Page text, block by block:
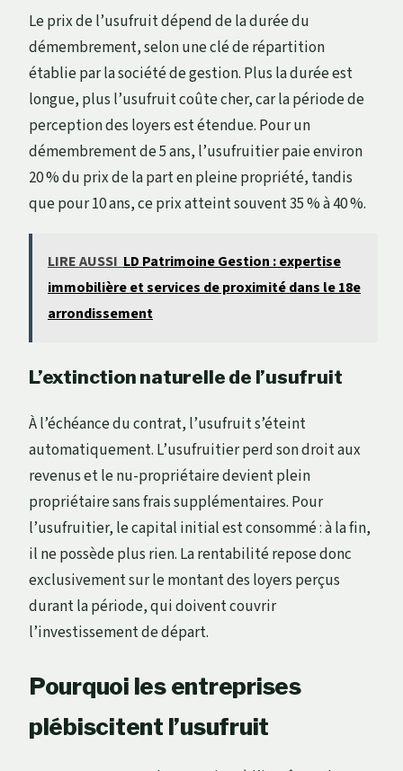
Le prix de l’usufruit dépend de la durée du
démembrement, selon une clé de répartition
établie par la société de gestion. Plus la durée est
longue, plus l’usufruit coûte cher, car la période de
perception des loyers est étendue. Pour un
démembrement de 5 ans, l’usufruitier paie environ
20 % du prix de la part en pleine propriété, tandis
que pour 10 ans, ce prix atteint souvent 35 % à 40 %.
LIRE AUSSI LD Patrimoine Gestion : expertise
immobilière et services de proximité dans le 18e
arrondissement
L’extinction naturelle de l’usufruit
À l’échéance du contrat, l’usufruit s’éteint
automatiquement. L’usufruitier perd son droit aux
revenus et le nu-propriétaire devient plein
propriétaire sans frais supplémentaires. Pour
l’usufruitier, le capital initial est consommé : à la fin,
il ne possède plus rien. La rentabilité repose donc
exclusivement sur le montant des loyers perçus
durant la période, qui doivent couvrir
l’investissement de départ.
Pourquoi les entreprises
plébiscitent l’usufruit